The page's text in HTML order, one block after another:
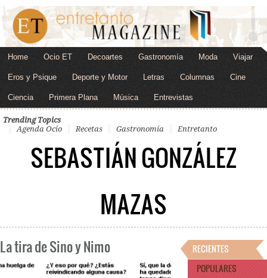
Home Ocio ET Decoartes Gastronomía Moda Viajar
Eros y Psique Deporte y Motor Letras Columnas Cine
Ciencia Primera Plana Música Entrevistas
Trending Topics
Agenda Ocio
Recetas Gastronomía Entretanto
SEBASTIÁN GONZÁLEZ
MAZAS
La tira de Sino y Nimo
RECIENTES
POPULARES